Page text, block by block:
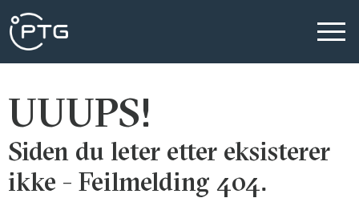
UUUPS!
Siden du leter etter eksisterer
ikke - Feilmelding 404.